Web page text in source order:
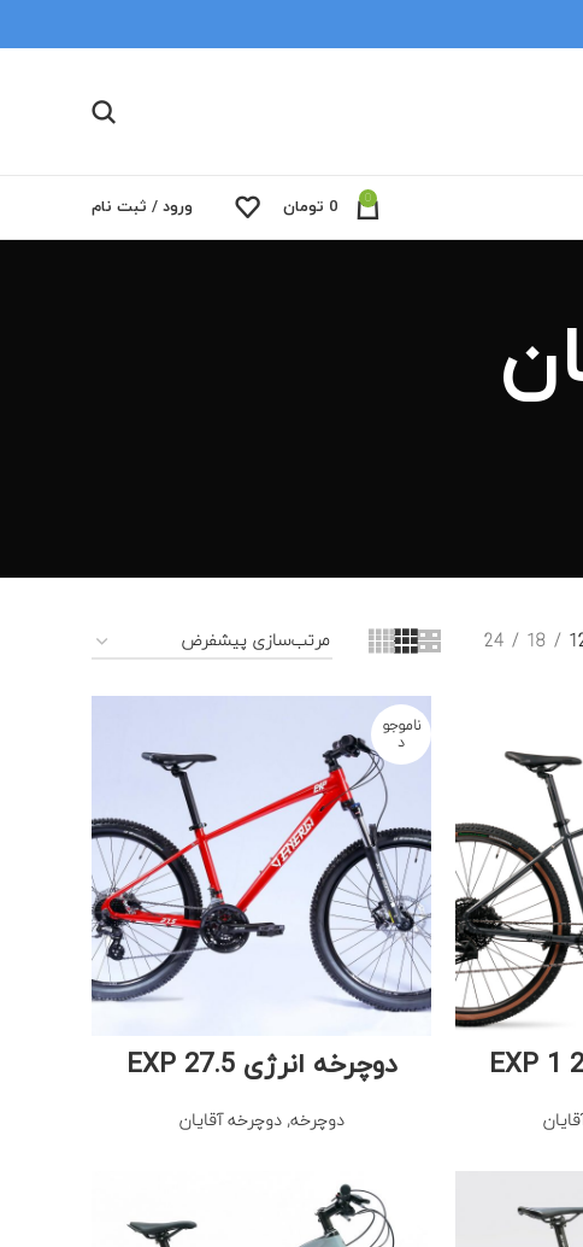
0
0 تومان ورود / ثبت نام
18
24
ناموجو
د
دوچرخه انرژی EXP 27.5
دوچرخه, دوچرخه آقایان